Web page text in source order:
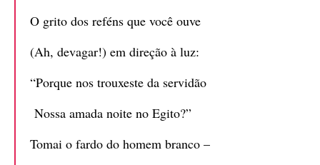
O grito dos reféns que você ouve
(Ah, devagar!) em direção à luz:
“Porque nos trouxeste da servidão
Nossa amada noite no Egito?”
Tomai o fardo do homem branco –